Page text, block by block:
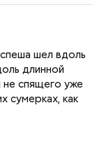
шел вдоль
длинной
не спящего уже
сумерках, как